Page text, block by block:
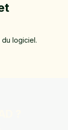
logiciel.